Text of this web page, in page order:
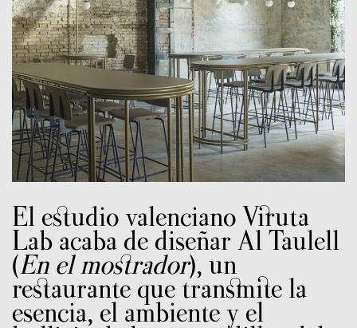
El estudio valenciano Viruta
Lab acaba de diseñar Al Taulell
(En el mostrador), un
restaurante que transmite la
esencia, el ambiente y el